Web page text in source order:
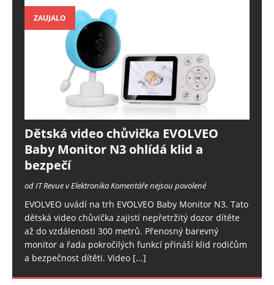
ZAUJALO
Dětská video chůvička EVOLVEO
Baby Monitor N3 ohlídá klid a
bezpečí
od IT Revue v ElektronikaKomentáře nejsou povolené
EVOLVEO uvádí na trh EVOLVEO Baby Monitor N3. Tato
dětská video chůvička zajistí nepřetržitý dozor dítěte
až do vzdálenosti 300 metrů. Přenosný barevný
monitor a řada pokročilých funkcí přináší klid rodičům
a bezpečnost dítěti. Video [...]